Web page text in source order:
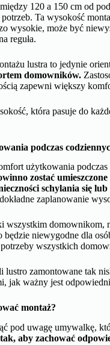
120 a 150 cm od
Ta wysokość
wysokie, może być
reguła.
lustra to jedynie
domowników.
zapewni większy
która pasuje do
podczas
użytkowania
zostać
schylania się lub
zaplanowanie
wszystkim domownikom,
będzie niewygodne dla
wszystkich
zamontowane tak
jak ważny jest
montaż?
pod uwagę umywalkę,
aby zachować